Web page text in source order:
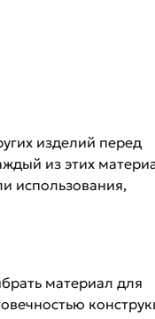
изделий перед
из этих
использования,
материал для